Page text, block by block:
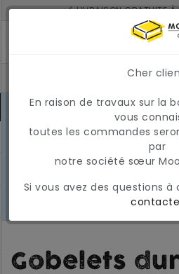
LIVRAISON GRATUITE
LIVRÉ À 2 JOURS SI
MONTANT MINIMUM DE
CONDITIONS DU MARCHÉ EN
En raison des conditions
du marché, les prix et la
disponibilité peuvent varier
actuellement une surcharge
carburant temporaire et
Gobelets
Cher
En raison de travaux sur la
vous
toutes les commandes
par
notre société sœur
Si vous avez des questions à